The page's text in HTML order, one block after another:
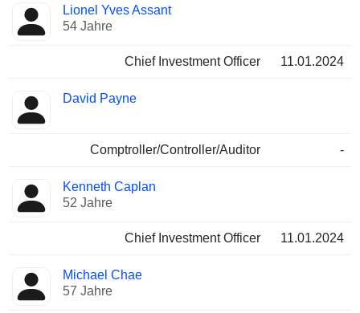
Lionel Yves Assant
54 Jahre
Chief Investment Officer 11.01.2024
David Payne
Comptroller/Controller/Auditor -
Kenneth Caplan
52 Jahre
Chief Investment Officer 11.01.2024
Michael Chae
57 Jahre